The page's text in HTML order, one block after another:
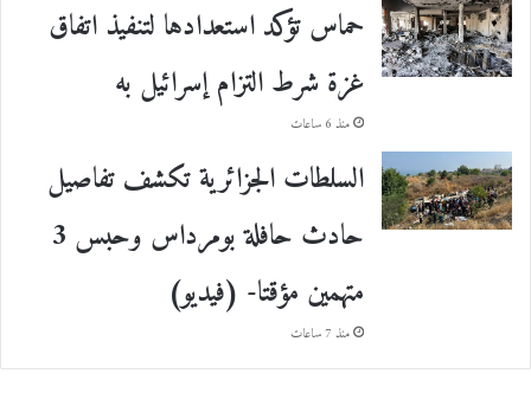
حماس تؤكد استعدادها لتنفيذ اتفاق
غزة شرط التزام إسرائيل به
منذ 6 ساعات
السلطات الجزائرية تكشف تفاصيل
حادث حافلة بومرداس وحبس 3
متهمين مؤقتا- (فيديو)
منذ 7 ساعات